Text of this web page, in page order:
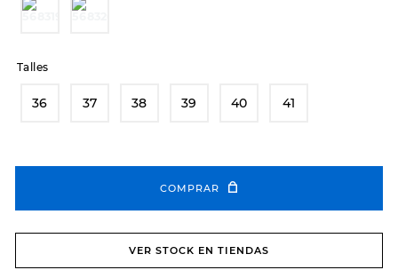
Talles
36 37 38 39 40 41
COMPRAR
VER STOCK EN TIENDAS